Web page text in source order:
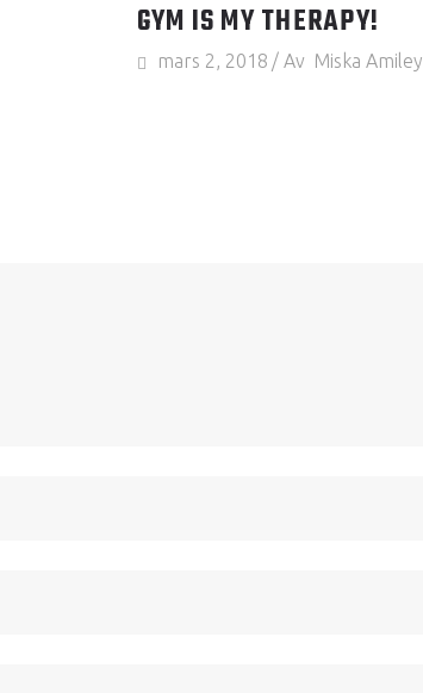
GYM IS MY THERAPY!
mars 2, 2018 Av Miska Amiley